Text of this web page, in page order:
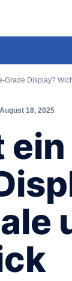
Grade Display?
18, 2025